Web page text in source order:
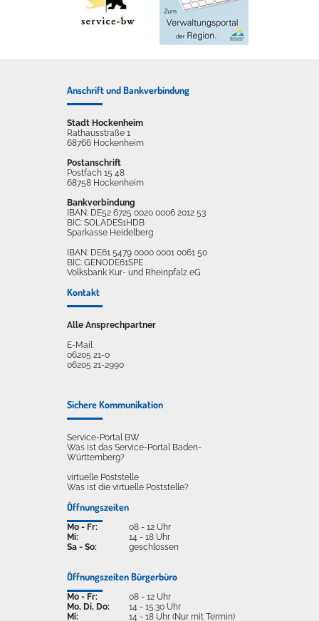
Anschrift und Bankverbindung
Stadt Hockenheim
Rathausstraße 1
68766 Hockenheim
Postanschrift
Postfach 15 48
68758 Hockenheim
Bankverbindung
IBAN: DE52 6725 0020 0006 2012 53
BIC: SOLADES1HDB
Sparkasse Heidelberg
IBAN: DE61 5479 0000 0001 0061 50
BIC: GENODE61SPE
Volksbank Kur- und Rheinpfalz eG
Kontakt
Alle Ansprechpartner
E-Mail
06205 21-0
06205 21-2990
Sichere Kommunikation
Service-Portal BW
Was ist das Service-Portal Baden-
Württemberg?
virtuelle Poststelle
Was ist die virtuelle Poststelle?
Öffnungszeiten
Mo - Fr:
Mi:
Sa - So:
08 - 12 Uhr
14 - 18 Uhr
geschlossen
Öffnungszeiten Bürgerbüro
Mo - Fr:
Mo, Di, Do:
Mi:
08 - 12 Uhr
14 - 15.30 Uhr
14 - 18 Uhr (Nur mit Termin)